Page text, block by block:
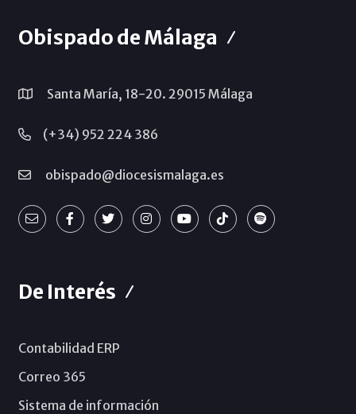
Obispado de Málaga
Santa María, 18-20. 29015 Málaga
(+34) 952 224 386
obispado@diocesismalaga.es
De Interés
Contabilidad ERP
Correo 365
Sistema de información